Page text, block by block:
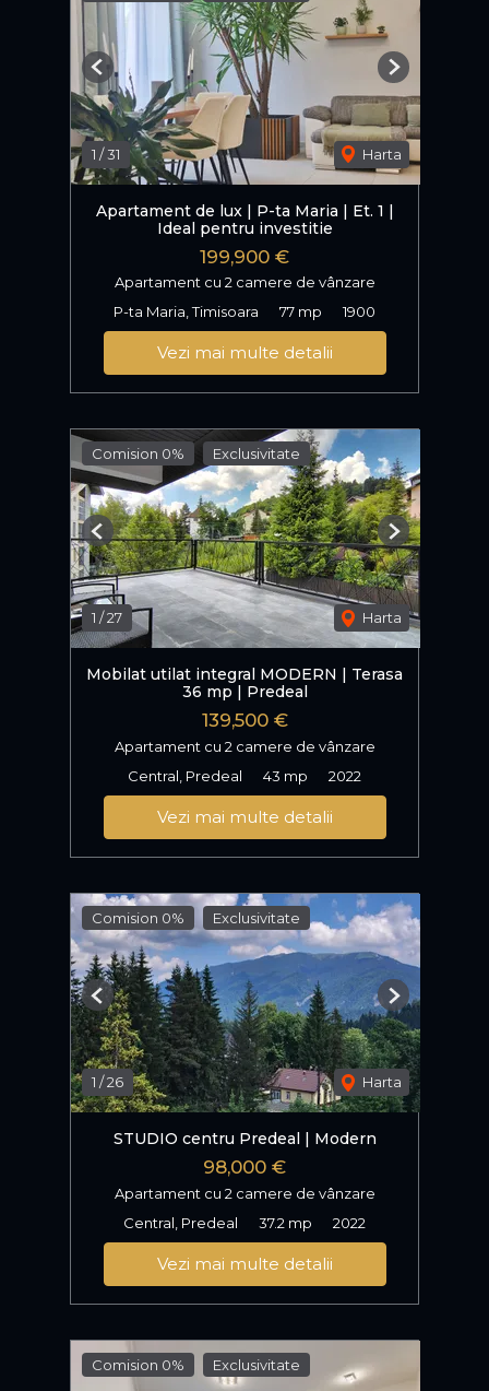
1 /31 Harta
Previous Next
Apartament de lux | P-ta Maria | Et. 1 |
Ideal pentru investitie
199,900 €
Apartament cu 2 camere de vânzare
P-ta Maria, Timisoara
77 mp 1900
Vezi mai multe detalii
Comision 0% Exclusivitate
1 /27 Harta
Previous Next
Mobilat utilat integral MODERN | Terasa
36 mp | Predeal
139,500 €
Apartament cu 2 camere de vânzare
Central, Predeal
43 mp 2022
Vezi mai multe detalii
Comision 0% Exclusivitate
1 /26 Harta
Previous Next
STUDIO centru Predeal | Modern
98,000 €
Apartament cu 2 camere de vânzare
Central, Predeal
37.2 mp 2022
Vezi mai multe detalii
Comision 0% Exclusivitate